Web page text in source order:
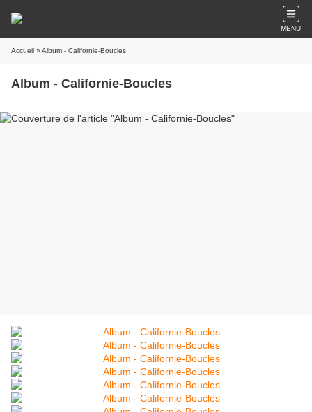
MENU
Accueil » Album - Californie-Boucles
Album - Californie-Boucles